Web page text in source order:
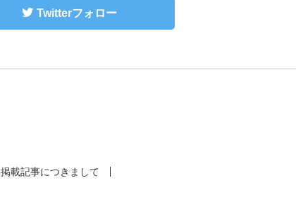
Twitterフォロー
掲載記事につきまして